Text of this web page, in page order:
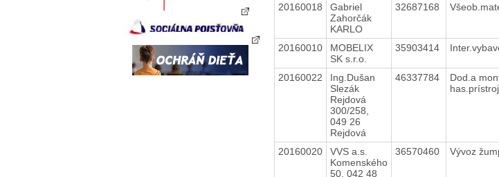
20160018
Gabriel
Zahorčák
KARLO
32687168
20160010
MOBELIX
SK s.r.o.
35903414
20160022
Ing.Dušan
Slezák
Rejdová
300/258,
049 26
Rejdová
46337784
Dod.a
20160020
VVS a.s.
Komenského
50, 042 48
36570460 Vývoz